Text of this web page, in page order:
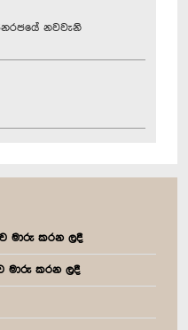
නවවැනි
මාරු කරන ලදී
මාරු කරන ලදී